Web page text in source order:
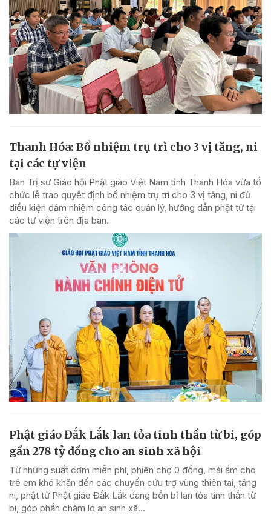
Thanh Hóa: Bổ nhiệm trụ trì cho 3 vị tăng, ni
tại các tự viện
Ban Trị sự Giáo hội Phật giáo Việt Nam tỉnh Thanh Hóa vừa tổ
chức lễ trao quyết định bổ nhiệm trụ trì cho 3 vị tăng, ni đủ
điều kiện đảm nhiệm công tác quản lý, hướng dẫn phật tử tại
các tự viện trên địa bàn.
Phật giáo Đắk Lắk lan tỏa tinh thần từ bi, góp
gần 278 tỷ đồng cho an sinh xã hội
Từ những suất cơm miễn phí, phiên chợ 0 đồng, mái ấm cho
trẻ em khó khăn đến các chuyến cứu trợ vùng thiên tai, tăng
ni, phật tử Phật giáo Đắk Lắk đang bền bỉ lan tỏa tinh thần từ
bi, góp phần chăm lo an sinh xã...